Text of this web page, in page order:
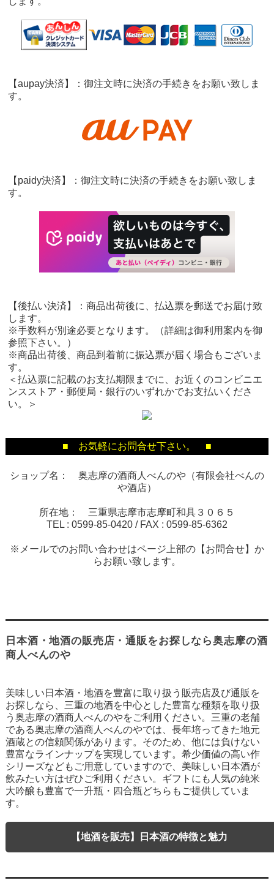
【aupay決済】：御注文時に決済の手続きをお願い致しま
す。
【paidy決済】：御注文時に決済の手続きをお願い致しま
す。
【後払い決済】：商品出荷後に、払込票を郵送でお届け致
します。
※手数料が別途必要となります。（詳細は御利用案内を御
参照下さい。）
※商品出荷後、商品到着前に振込票が届く場合もございま
す。
＜払込票に記載のお支払期限までに、お近くのコンビニエ
ンスストア・郵便局・銀行のいずれかでお支払いくださ
い。＞
■ お気軽にお問合せ下さい。 ■
ショップ名： 奥志摩の酒商人べんのや（有限会社べんの
や酒店）
所在地： 三重県志摩市志摩町和具３０６５
TEL : 0599-85-0420 / FAX : 0599-85-6362
※メールでのお問い合わせはページ上部の【お問合せ】か
らお願い致します。
日本酒・地酒の販売店・通販をお探しなら奥志摩の酒
商人べんのや
美味しい日本酒・地酒を豊富に取り扱う販売店及び通販を
お探しなら、三重の地酒を中心とした豊富な種類を取り扱
う奥志摩の酒商人べんのやをご利用ください。三重の老舗
である奥志摩の酒商人べんのやでは、長年培ってきた地元
酒蔵との信頼関係があります。そのため、他には負けない
豊富なラインナップを実現しています。希少価値の高い作
シリーズなどもご用意していますので、美味しい日本酒が
飲みたい方はぜひご利用ください。ギフトにも人気の純米
大吟醸も豊富で一升瓶・四合瓶どちらもご提供していま
す。
【地酒を販売】日本酒の特徴と魅力